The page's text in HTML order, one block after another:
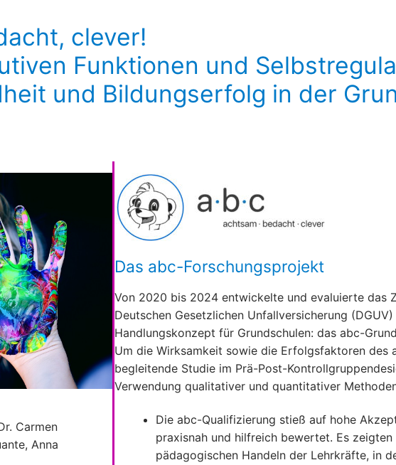
clever!
Funktionen und
und Bildungserfolg in der
Carmen
Anna
Das abc-Forschungsprojekt
Von 2020 bis 2024 entwickelte und evaluierte das
Deutschen Gesetzlichen Unfallversicherung
Handlungskonzept für Grundschulen: das abc-
Um die Wirksamkeit sowie die Erfolgsfaktoren des
begleitende Studie im Prä-Post-
Verwendung qualitativer und quantitativer
Die abc-Qualifizierung stieß auf hohe
praxisnah und hilfreich bewertet. Es
pädagogischen Handeln der Lehrkräfte, in